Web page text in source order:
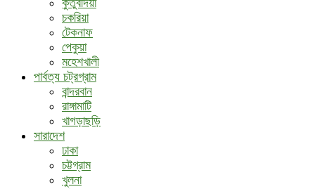
কুতুবদিয়া
চকরিয়া
টেকনাফ
পেকুয়া
মহেশখালী
পার্বত্য চট্রগ্রাম
বান্দরবান
রাঙ্গামাটি
খাগড়াছড়ি
সারাদেশ
ঢাকা
চট্টগ্রাম
খুলনা